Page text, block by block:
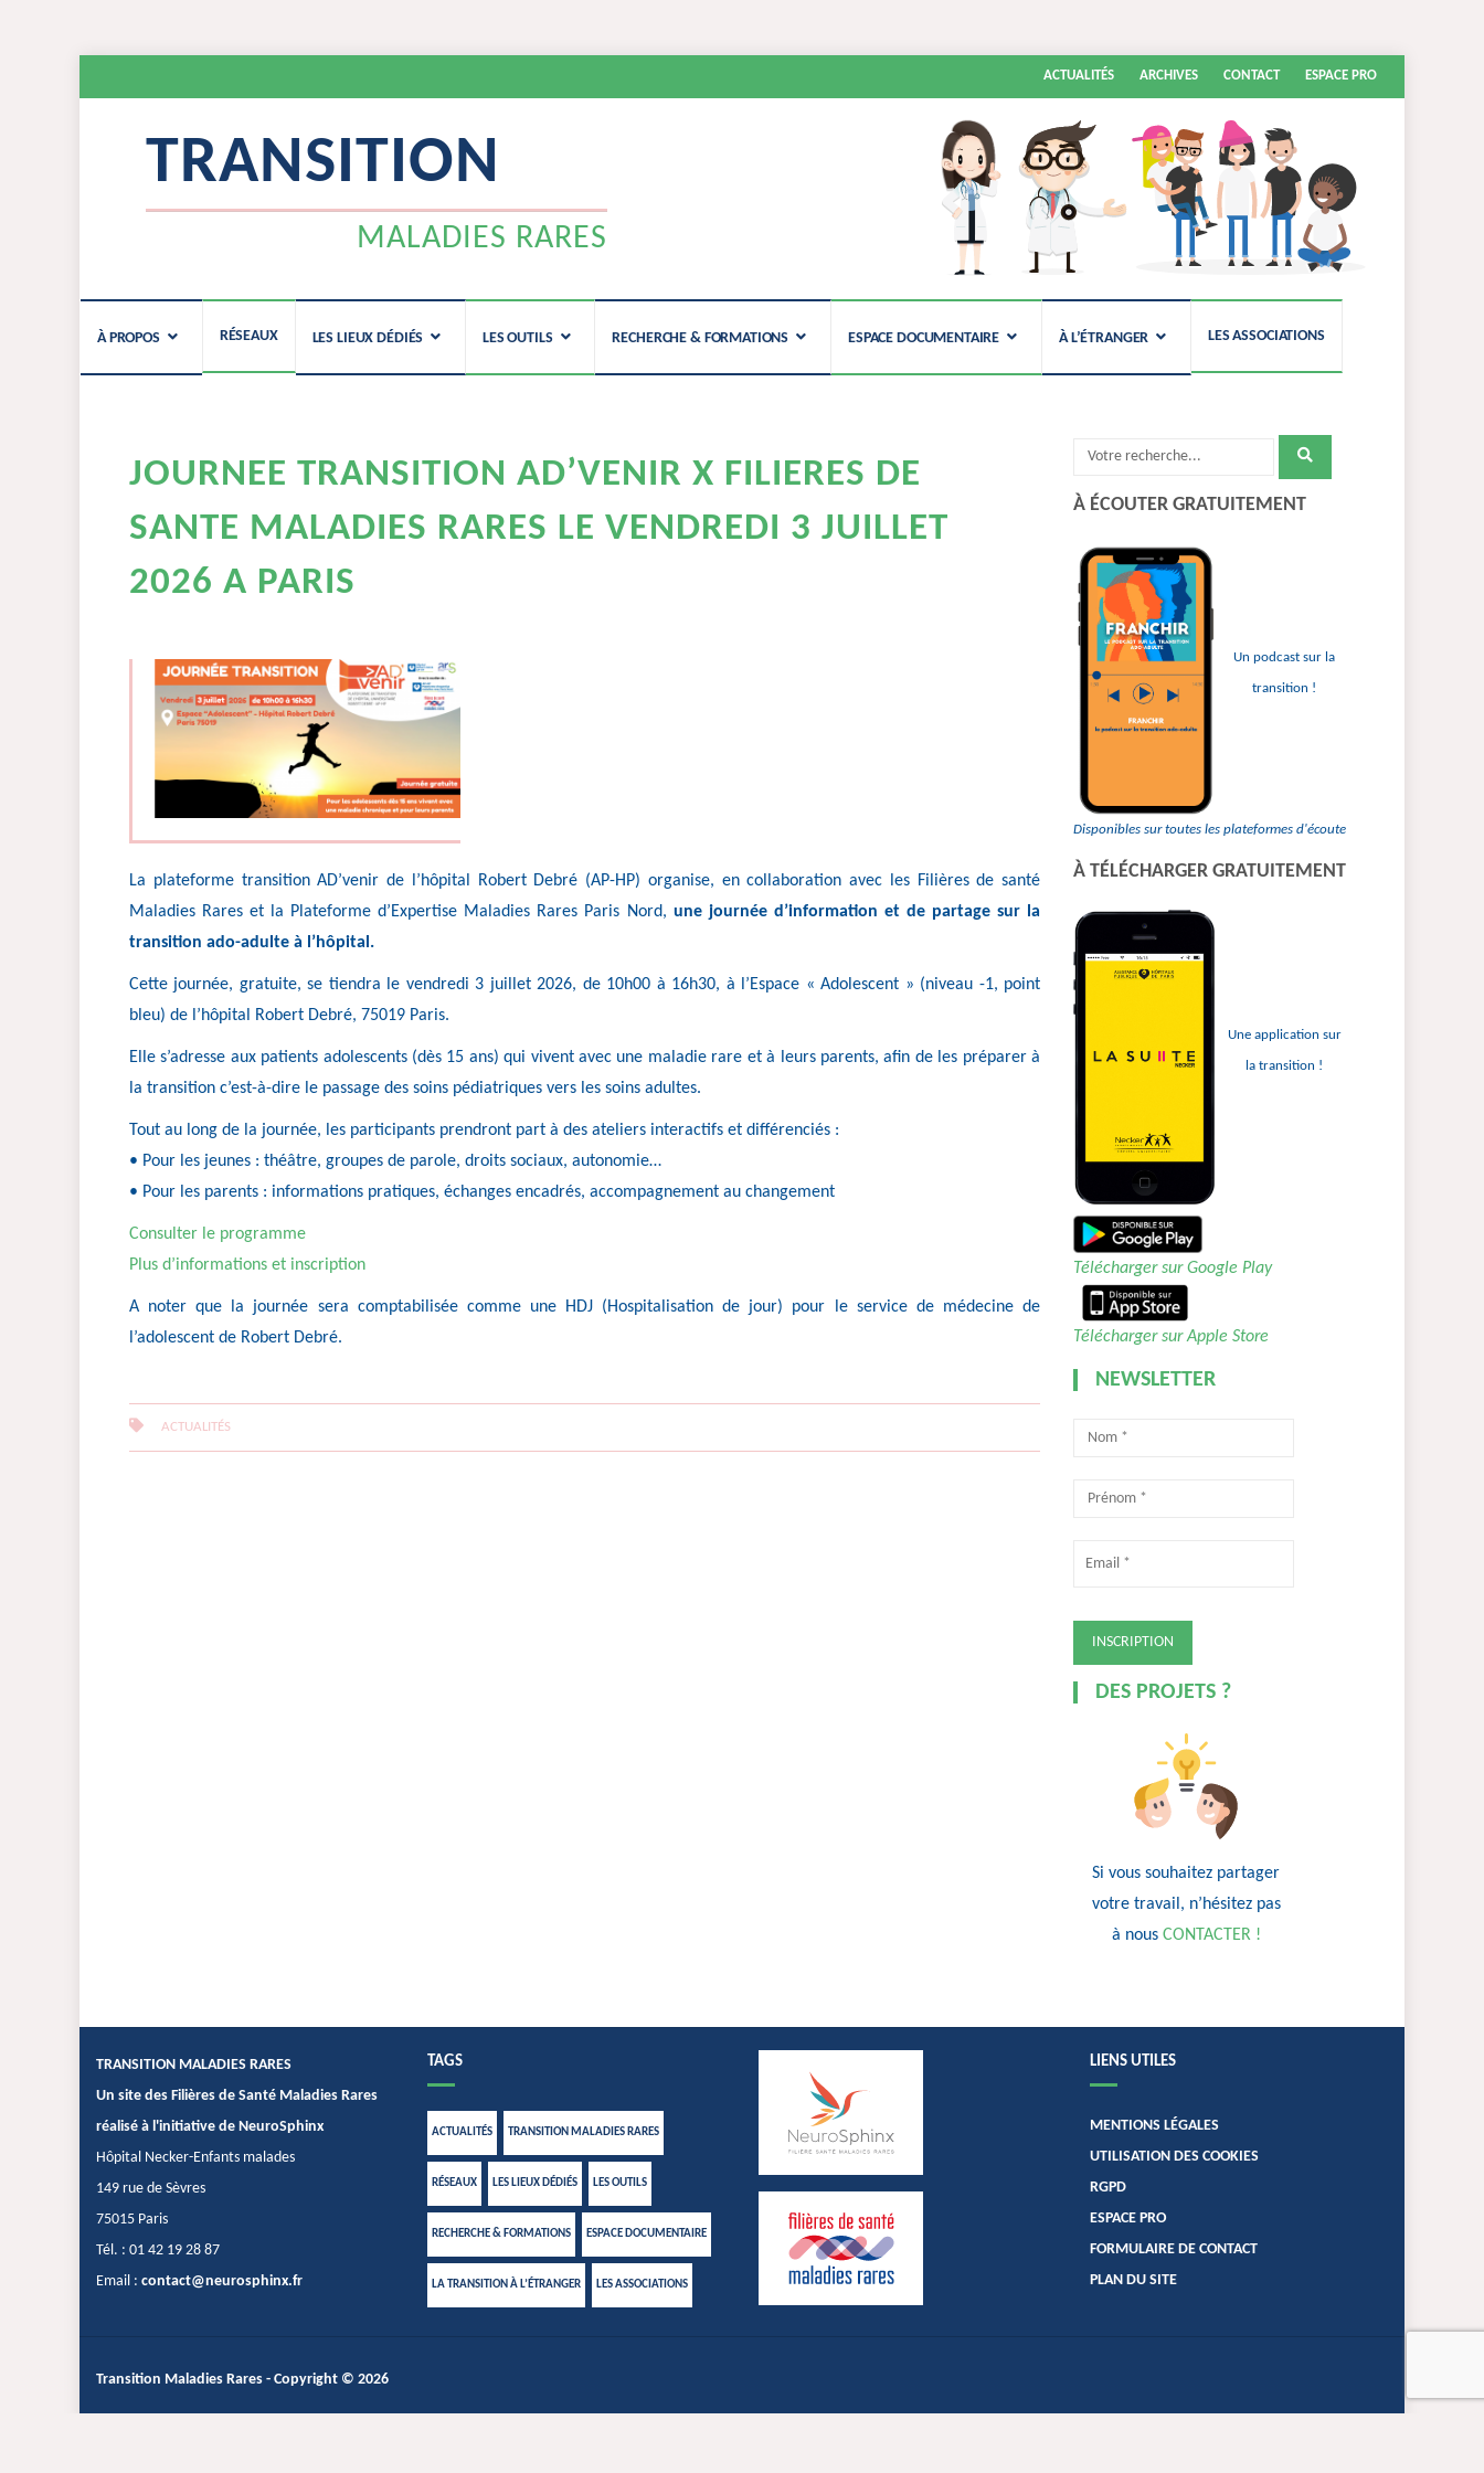
Aller
contenu
ACTUALITÉS ARCHIVES CONTACT ESPACE PRO
TRANSITION
MALADIES RARES
contenu
À PROPOS RÉSEAUX LES LIEUX DÉDIÉS LES OUTILS RECHERCHE & FORMATIONS ESPACE DOCUMENTAIRE À L’ÉTRANGER LES ASSOCIATIONS
JOURNEE TRANSITION AD’VENIR X FILIERES DE
SANTE MALADIES RARES LE VENDREDI 3 JUILLET
2026 A PARIS
La plateforme transition AD’venir de l’hôpital Robert Debré (AP-HP) organise, en collaboration avec les Filières de santé
Maladies Rares et la Plateforme d’Expertise Maladies Rares Paris Nord, une journée d’information et de partage sur la
transition ado-adulte à l’hôpital.
Cette journée, gratuite, se tiendra le vendredi 3 juillet 2026, de 10h00 à 16h30, à l’Espace « Adolescent » (niveau -1, point
bleu) de l’hôpital Robert Debré, 75019 Paris.
Elle s’adresse aux patients adolescents (dès 15 ans) qui vivent avec une maladie rare et à leurs parents, afin de les préparer à
la transition c’est-à-dire le passage des soins pédiatriques vers les soins adultes.
Tout au long de la journée, les participants prendront part à des ateliers interactifs et différenciés :
• Pour les jeunes : théâtre, groupes de parole, droits sociaux, autonomie…
• Pour les parents : informations pratiques, échanges encadrés, accompagnement au changement
Consulter le programme
Plus d’informations et inscription
A noter que la journée sera comptabilisée comme une HDJ (Hospitalisation de jour) pour le service de médecine de
l’adolescent de Robert Debré.
ACTUALITÉS
Recherche
:À ÉCOUTER GRATUITEMENT
Un podcast sur la
transition !
Disponibles sur toutes les plateformes d'écoute
À TÉLÉCHARGER GRATUITEMENT
Une application sur
la transition !
Télécharger sur Google Play
Télécharger sur Apple Store
NEWSLETTER
DES PROJETS ?
Si vous souhaitez partager
votre travail, n’hésitez pas
à nous CONTACTER !
TRANSITION MALADIES RARES
Un site des Filières de Santé Maladies Rares
réalisé à l'initiative de NeuroSphinx
Hôpital Necker-Enfants malades
149 rue de Sèvres
75015 Paris
Tél. : 01 42 19 28 87
Email : contact@neurosphinx.fr
TAGS
ACTUALITÉS TRANSITION MALADIES RARES
RÉSEAUX LES LIEUX DÉDIÉS LES OUTILS
RECHERCHE & FORMATIONS ESPACE DOCUMENTAIRE
LA TRANSITION À L’ÉTRANGER LES ASSOCIATIONS
LIENS UTILES
MENTIONS LÉGALES
UTILISATION DES COOKIES
RGPD
ESPACE PRO
FORMULAIRE DE CONTACT
PLAN DU SITE
Transition Maladies Rares - Copyright © 2026